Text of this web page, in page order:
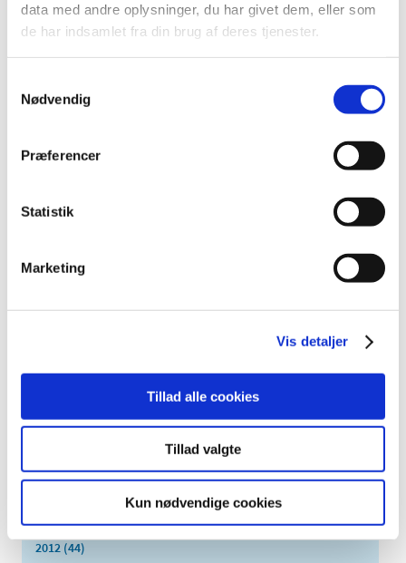
data med andre oplysninger, du har givet dem, eller som
de har indsamlet fra din brug af deres tjenester.
Nødvendig
Præferencer
Statistik
Marketing
Vis detaljer
Tillad alle cookies
Tillad valgte
Kun nødvendige cookies
2022 (197)
december (18)
november (19)
september (13)
juli (5)
februar (29)
2019 (159)
2017 (167)
2015 (33)
2013 (49)
2012 (44)